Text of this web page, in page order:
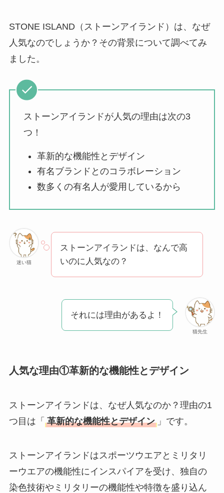
い理由は？なぜ人
気？安く買う方法も
ェイスマスクが安い
口コミ・評判を紹
想夫恋はなぜ高い？
人気の理由と安く買
える方法も解説！
アレクサンドルドゥ
ぜ人気？安く買える
方法も解説！
クレ・ド・ポー ボー
人気？安く買える方
法も解説！
たまごっちみーつは
気？安く買える方法
も解説！
The Rowはなぜ高
い？高すぎる？人気
の理由と安く買える
STONE ISLAND（ストーンアイランド）は、なぜ
人気なのでしょうか？その背景について調べてみ
ました。
ストーンアイランドが人気の理由は次の3
つ！
革新的な機能性とデザイン
有名ブランドとのコラボレーション
数多くの有名人が愛用しているから
迷い猫
ストーンアイランドは、なんで高
いのに人気なの？
猫先生
それには理由があるよ！
人気な理由①革新的な機能性とデザイン
ストーンアイランドは、なぜ人気なのか？理由の1
つ目は「 革新的な機能性とデザイン 」です。
ストーンアイランドはスポーツウエアとミリタリ
ーウエアの機能性にインスパイアを受け、独自の
染色技術やミリタリーの機能性や特徴を盛り込ん